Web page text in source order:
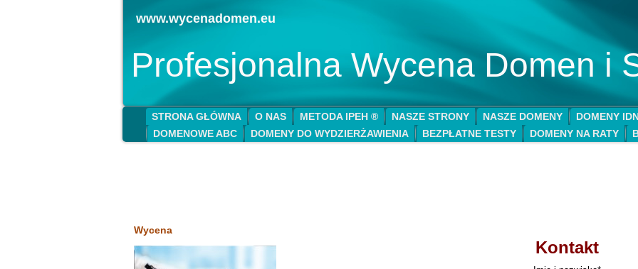
Profesjonalna Wycena Domen i
www.wycenadomen.eu
STRONA GŁÓWNA O NAS METODA IPEH ® NASZE STRONY NASZE DOMENY
DOMENY
DOMENOWE ABC
DOMENY DO WYDZIERŻAWIENIA BEZPŁATNE TESTY DOMENY NA RATY
Wycena
Kontakt